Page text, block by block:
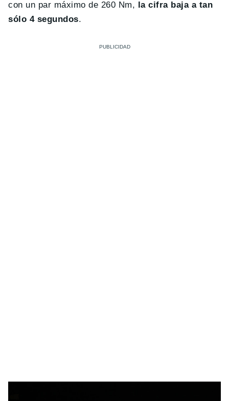
con un par máximo de 260 Nm,
la cifra baja a tan
sólo 4 segundos.